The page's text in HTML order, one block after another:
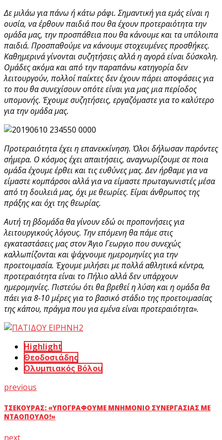
Δε μιλάω για πάνω ή κάτω ράφι. Σημαντική για εμάς είναι η
ουσία, να έρθουν παιδιά που θα έχουν προτεραιότητα την
ομάδα μας, την προσπάθεια που θα κάνουμε και τα υπόλοιπα
παιδιά. Προσπαθούμε να κάνουμε στοχευμένες προσθήκες.
Καθημερινά γίνονται συζητήσεις αλλά η αγορά είναι δύσκολη.
Ομάδες ακόμα και από την παραπάνω κατηγορία δεν
λειτουργούν, πολλοί παίκτες δεν έχουν πάρει αποφάσεις για
το που θα συνεχίσουν οπότε είναι για μας μια περίοδος
υπομονής. Έχουμε συζητήσεις, εργαζόμαστε για το καλύτερο
για την ομάδα μας.
Προτεραιότητα έχει η επανεκκίνηση. Όλοι δήλωσαν παρόντες
σήμερα. Ο κόσμος έχει απαιτήσεις, αναγνωρίζουμε σε ποια
ομάδα έχουμε έρθει και τις ευθύνες μας. Δεν ήρθαμε για να
είμαστε κομπάρσοι αλλά για να είμαστε πρωταγωνιστές μέσα
από τη δουλειά μας, όχι με θεωρίες. Είμαι άνθρωπος της
πράξης και όχι της θεωρίας.
Αυτή τη βδομάδα θα γίνουν εδώ οι προπονήσεις για
λειτουργικούς λόγους. Την επόμενη θα πάμε στις
εγκαταστάσεις μας στον Άγιο Γεωργιο που συνεχώς
καλλωπίζονται και ψάχνουμε ημερομηνίες για την
προετοιμασία. Έχουμε μιλήσει με πολλά αθλητικά κέντρα,
προτεραιότητα είναι το Πήλιο αλλά δεν υπάρχουν
ημερομηνίες. Πιστεύω ότι θα βρεθεί η λύση και η ομάδα θα
πάει για 8-10 μέρες για το βασικό στάδιο της προετοιμασίας
της κάπου, πράγμα που για εμένα είναι προτεραιότητα».
Highlight
Θεοδοσιάδης
Ολυμπιακός Βόλου
previous
ΤΣΕΚΟΎΡΑΣ: «ΥΠΟΓΡΆΦΟΥΜΕ ΜΝΗΜΌΝΙΟ ΣΥΝΕΡΓΑΣΊΑΣ ΜΕ
ΝΤΑΌΠΟΥΛΟ!»
next